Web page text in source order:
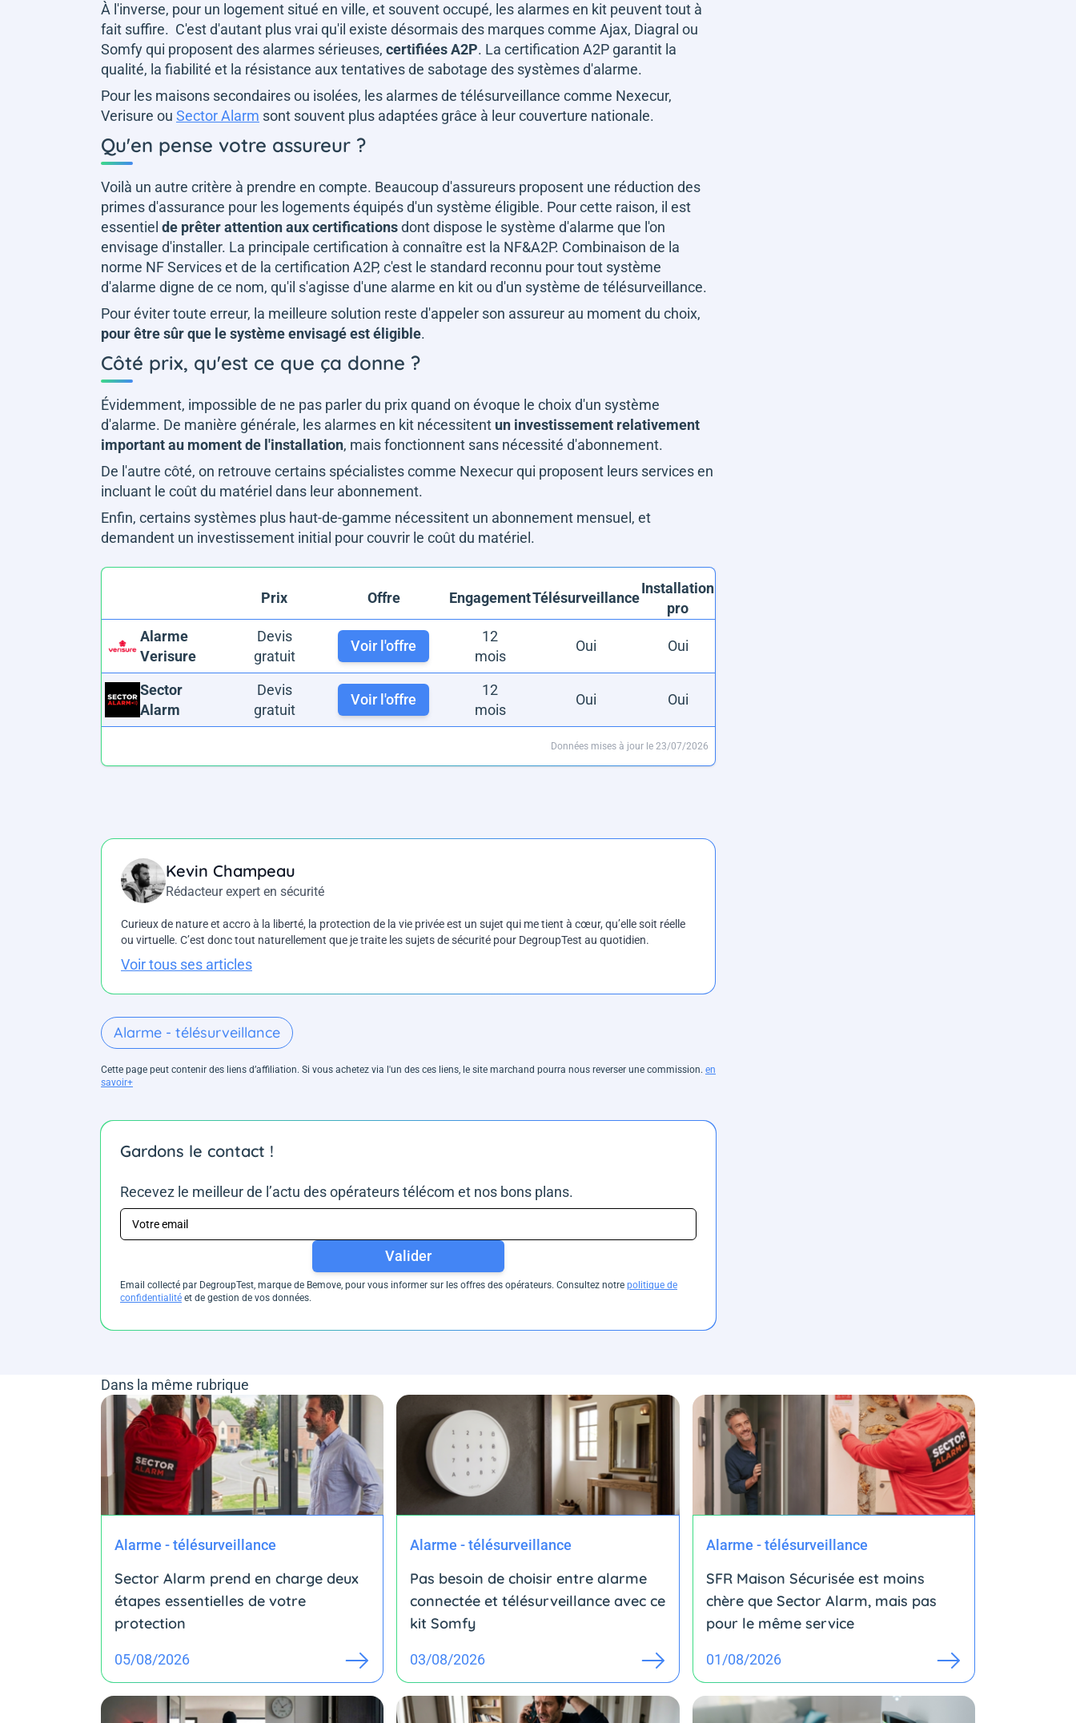
À l'inverse, pour un logement situé en ville, et souvent occupé, les alarmes en kit peuvent tout à
fait suffire. C'est d'autant plus vrai qu'il existe désormais des marques comme Ajax, Diagral ou
Somfy qui proposent des alarmes sérieuses, certifiées A2P. La certification A2P garantit la
qualité, la fiabilité et la résistance aux tentatives de sabotage des systèmes d'alarme.
Pour les maisons secondaires ou isolées, les alarmes de télésurveillance comme Nexecur,
Verisure ou Sector Alarm sont souvent plus adaptées grâce à leur couverture nationale.
Qu'en pense votre assureur ?
Voilà un autre critère à prendre en compte. Beaucoup d'assureurs proposent une réduction des
primes d'assurance pour les logements équipés d'un système éligible. Pour cette raison, il est
essentiel de prêter attention aux certificationsdont dispose le système d'alarme que l'on
envisage d'installer. La principale certification à connaître est la NF&A2P. Combinaison de la
norme NF Services et de la certification A2P, c'est le standard reconnu pour tout système
d'alarme digne de ce nom, qu'il s'agisse d'une alarme en kit ou d'un système de télésurveillance.
Pour éviter toute erreur, la meilleure solution reste d'appeler son assureur au moment du choix,
pour être sûr que le système envisagé est éligible.
Côté prix, qu'est ce que ça donne ?
Évidemment, impossible de ne pas parler du prix quand on évoque le choix d'un système
d'alarme. De manière générale, les alarmes en kit nécessitent un investissement relativement
important au moment de l'installation, mais fonctionnent sans nécessité d'abonnement.
De l'autre côté, on retrouve certains spécialistes comme Nexecur qui proposent leurs services en
incluant le coût du matériel dans leur abonnement.
Enfin, certains systèmes plus haut-de-gamme nécessitent un abonnement mensuel, et
demandent un investissement initial pour couvrir le coût du matériel.
Prix Offre EngagementTélésurveillance
Installation
pro
Alarme
Verisure
Devis
gratuit
Voir l'offre
12
mois
Oui Oui
Sector
Alarm
Devis
gratuit
Voir l'offre
12
mois
Oui Oui
Données mises à jour le 23/07/2026
Kevin Champeau
Rédacteur expert en sécurité
Curieux de nature et accro à la liberté, la protection de la vie privée est un sujet qui me tient à cœur, qu’elle soit réelle
ou virtuelle. C’est donc tout naturellement que je traite les sujets de sécurité pour DegroupTest au quotidien.
Voir tous ses articles
Alarme - télésurveillance
Cette page peut contenir des liens d’affiliation. Si vous achetez via l'un des ces liens, le site marchand pourra nous reverser une commission. en
savoir+
Gardons le contact !
Recevez le meilleur de l’actu des opérateurs télécom et nos bons plans.
Valider
Email collecté par DegroupTest, marque de Bemove, pour vous informer sur les offres des opérateurs. Consultez notre politique de
confidentialité et de gestion de vos données.
Dans la même rubrique
Alarme - télésurveillance
Sector Alarm prend en charge deux
étapes essentielles de votre
protection
05/08/2026
Alarme - télésurveillance
Pas besoin de choisir entre alarme
connectée et télésurveillance avec ce
kit Somfy
03/08/2026
Alarme - télésurveillance
SFR Maison Sécurisée est moins
chère que Sector Alarm, mais pas
pour le même service
01/08/2026